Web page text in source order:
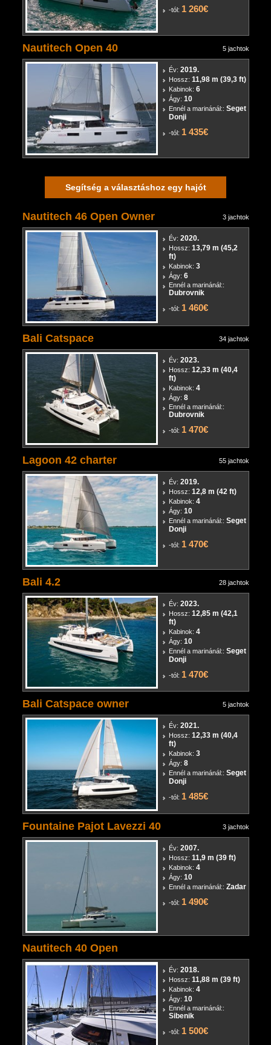
-tól: 1 260€
Nautitech Open 40 5 jachtok
Év: 2019.
Hossz: 11,98 m (39,3 ft)
Kabinok: 6
Ágy: 10
Ennél a marinánál:: Seget
Donji
-tól: 1 435€
Segítség a választáshoz egy hajót
Nautitech 46 Open Owner 3 jachtok
Év: 2020.
Hossz: 13,79 m (45,2
ft)
Kabinok: 3
Ágy: 6
Ennél a marinánál::
Dubrovnik
-tól: 1 460€
Bali Catspace 34 jachtok
Év: 2023.
Hossz: 12,33 m (40,4
ft)
Kabinok: 4
Ágy: 8
Ennél a marinánál::
Dubrovnik
-tól: 1 470€
Lagoon 42 charter 55 jachtok
Év: 2019.
Hossz: 12,8 m (42 ft)
Kabinok: 4
Ágy: 10
Ennél a marinánál:: Seget
Donji
-tól: 1 470€
Bali 4.2 28 jachtok
Év: 2023.
Hossz: 12,85 m (42,1
ft)
Kabinok: 4
Ágy: 10
Ennél a marinánál:: Seget
Donji
-tól: 1 470€
Bali Catspace owner 5 jachtok
Év: 2021.
Hossz: 12,33 m (40,4
ft)
Kabinok: 3
Ágy: 8
Ennél a marinánál:: Seget
Donji
-tól: 1 485€
Fountaine Pajot Lavezzi 40 3 jachtok
Év: 2007.
Hossz: 11,9 m (39 ft)
Kabinok: 4
Ágy: 10
Ennél a marinánál:: Zadar
-tól: 1 490€
Nautitech 40 Open
Év: 2018.
Hossz: 11,88 m (39 ft)
Kabinok: 4
Ágy: 10
Ennél a marinánál::
Sibenik
-tól: 1 500€